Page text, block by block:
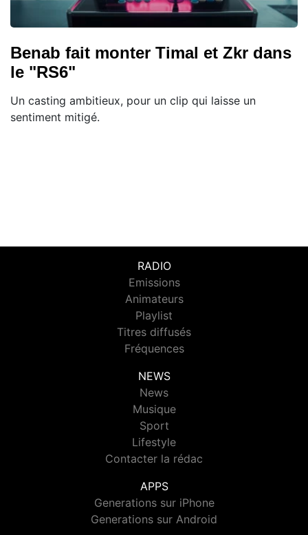
Benab fait monter Timal et Zkr dans
le "RS6"
Un casting ambitieux, pour un clip qui laisse un
sentiment mitigé.
RADIO
Emissions
Animateurs
Playlist
Titres diffusés
Fréquences
NEWS
News
Musique
Sport
Lifestyle
Contacter la rédac
APPS
Generations sur iPhone
Generations sur Android